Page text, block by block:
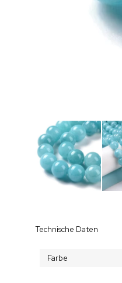
Technische Daten
Farbe